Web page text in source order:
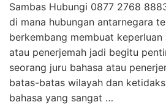
Sambas Hubungi 0877 2768
di mana hubungan antarnegara
berkembang membuat keperluan
atau penerjemah jadi begitu
seorang juru bahasa atau
batas-batas wilayah dan
bahasa yang sangat …